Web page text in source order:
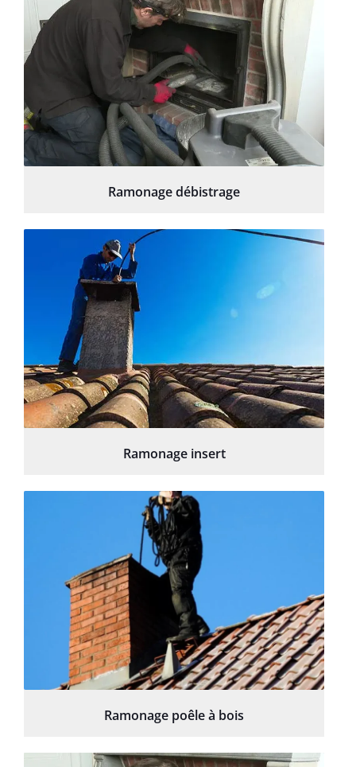
Ramonage débistrage
Ramonage insert
Ramonage poêle à bois